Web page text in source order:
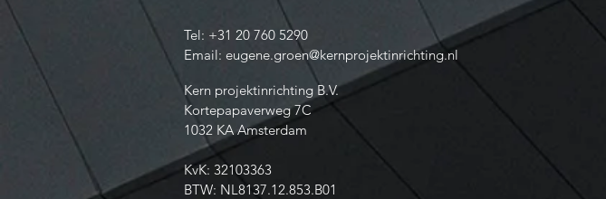
Tel: +31 20 760 5290
Email: eugene.groen@kernprojektinrichting.nl
Kern projektinrichting B.V.
Kortepapaverweg 7C
1032 KA Amsterdam
KvK: 32103363
BTW: NL8137.12.853.B01